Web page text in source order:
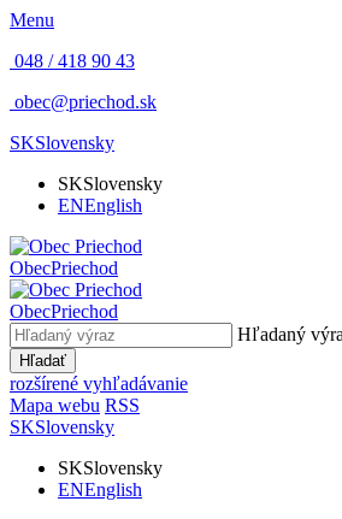
Menu
048 / 418 90 43
obec@priechod.sk
SKSlovensky
SKSlovensky
ENEnglish
ObecPriechod
ObecPriechod
Hľadaný
Hľadať
rozšírené vyhľadávanie
Mapa webu RSS
SKSlovensky
SKSlovensky
ENEnglish